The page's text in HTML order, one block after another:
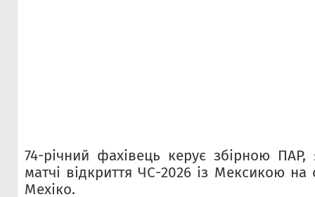
74-річний фахівець керує збірною
матчі відкриття ЧС-2026 із Мексикою на
Мехіко.